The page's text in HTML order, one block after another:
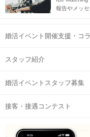
報告やメッ
婚活イベント開催支援・コ
スタッフ紹介
婚活イベントスタッフ募集
接客・接遇コンテスト